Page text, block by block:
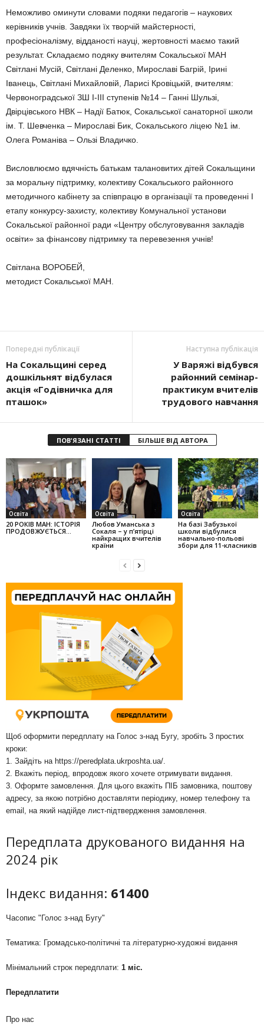
Неможливо оминути словами подяки педагогів – наукових
керівників учнів. Завдя­ки їх творчій майстерності,
професіоналізму, відданості науці, жертовності маємо такий
результат. Складаємо подяку вчителям Со­кальської МАН
Світлані Мусій, Світлані Деленко, Мирославі Багрій, Ірині
Іванець, Світ­лані Михайловій, Ларисі Кровіцькій, вчителям:
Червоноградської ЗШ І-ІІІ ступенів №14 – Ганні Шульзі,
Двірцівського НВК – Надії Батюк, Сокальської санаторної школи
ім. Т. Шевченка – Мирославі Бик, Сокальського ліцею №1 ім.
Олега Романіва – Ользі Вла­дичко.
Висловлюємо вдячність батькам талано­витих дітей Сокальщини
за моральну під­тримку, колективу Сокальського районного
методичного кабінету за співпрацю в орга­нізації та проведенні І
етапу конкурсу-захис­ту, колективу Комунальної установи
Сокальської районної ради «Центру обслуговуван­ня закладів
освіти» за фінансову підтримку та перевезення учнів!
Світлана ВОРОБЕЙ,
методист Сокальської МАН.
Попередні публікації
На Сокальщині серед
дошкільнят відбулася
акція «Го­дівничка для
пташок»
Наступна публікація
У Варяжі відбувся
районний семінар-
практикум вчителів
трудового навчання
ПОВ'ЯЗАНІ СТАТТІ БІЛЬШЕ ВІД АВТОРА
Освіта
20 РОКІВ МАН: ІСТОРІЯ
ПРОДОВЖУЄТЬСЯ…
Освіта
Любов Уман­ська з
Сокаля – у п’ятірці
найкращих вчителів
країни
Освіта
На базі Забузької
школи відбулися
навчально-польові
збори для 11-класників
Щоб оформити передплату на Голос з-над Бугу, зробіть 3 простих
кроки:
1. Зайдіть на https://peredplata.ukrposhta.ua/.
2. Вкажіть період, впродовж якого хочете отримувати видання.
3. Оформте замовлення. Для цього вкажіть ПІБ замовника, поштову
адресу, за якою потрібно доставляти періодику, номер телефону та
email, на який надійде лист-підтвердження замовлення.
Передплата друкованого видання на
2024 рік
Індекс видання: 61400
Часопис "Голос з-над Бугу"
Тематика: Громадсько-політичні та літературно-художні видання
Мінімальний строк передплати: 1 міс.
Передплатити
Про нас